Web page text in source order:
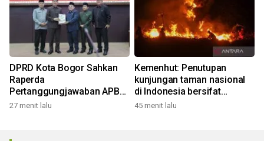
DPRD Kota Bogor Sahkan
Raperda
Pertanggungjawaban APBD
2025
27 menit lalu
Kemenhut: Penutupan
kunjungan taman nasional
di Indonesia bersifat
kondisional
45 menit lalu